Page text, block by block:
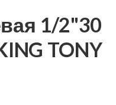
1/2"30
TONY